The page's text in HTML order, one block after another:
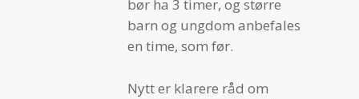
bør ha 3 timer, og større
barn og ungdom anbefales
en time, som før.
Nytt er klarere råd om